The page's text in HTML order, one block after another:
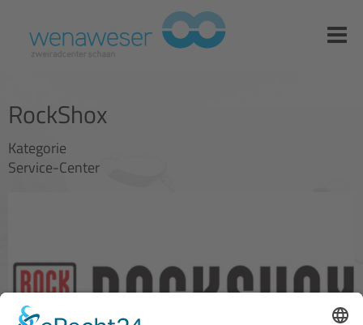
RockShox
Kategorie
Service-Center